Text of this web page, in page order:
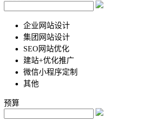
企业网站设计
集团网站设计
SEO网站优化
建站+优化推广
微信小程序定制
其他
预算